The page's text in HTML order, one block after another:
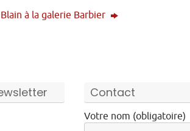
à la galerie Barbier
Contact
Votre nom (obligatoire)